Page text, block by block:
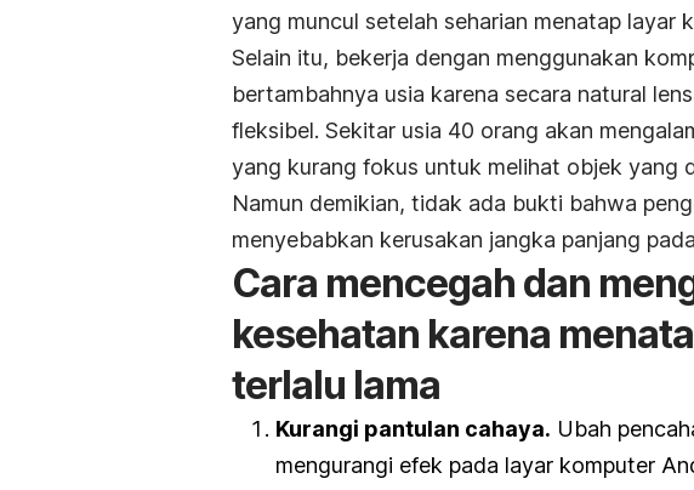
yang muncul setelah seharian menatap layar
Selain itu, bekerja dengan menggunakan
bertambahnya usia karena secara natural
fleksibel. Sekitar usia 40 orang akan
yang kurang fokus untuk melihat objek yang
Namun demikian, tidak ada bukti bahwa
menyebabkan kerusakan jangka panjang
Cara mencegah dan
kesehatan karena
terlalu lama
Kurangi pantulan cahaya. Ubah
mengurangi efek pada layar komputer